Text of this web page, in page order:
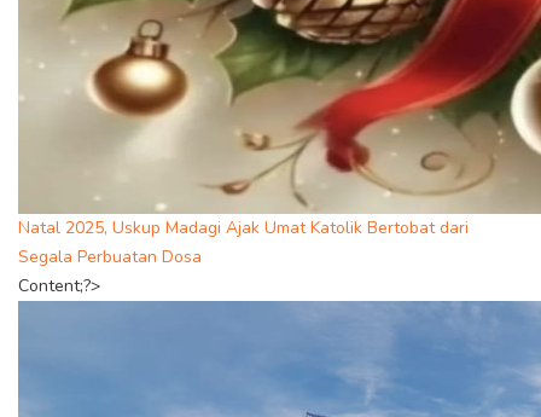
Natal 2025, Uskup Madagi Ajak Umat Katolik Bertobat dari
Segala Perbuatan Dosa
Content;?>